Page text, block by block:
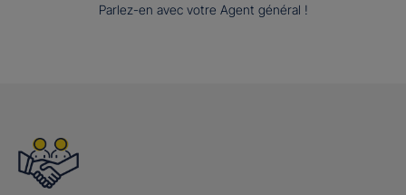
Parlez-en avec votre Agent général !